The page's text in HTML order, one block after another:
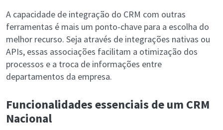
A capacidade de integração do CRM com outras
ferramentas é mais um ponto-chave para a escolha do
melhor recurso. Seja através de integrações nativas ou
APIs, essas associações facilitam a otimização dos
processos e a troca de informações entre
departamentos da empresa.
Funcionalidades essenciais de um CRM
Nacional